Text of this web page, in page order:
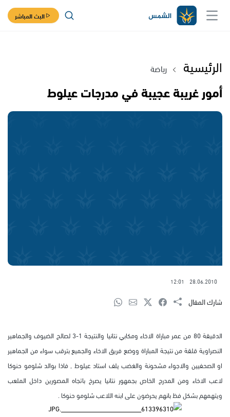
البث المباشر
الرئيسية رياضة
أمور غريبة عجيبة في مدرجات عيلوط
28.06.2010
12:01
شارك المقال
الدقيقة 80 من عمر مباراة الاخاء ومكابي نتانيا والنتيجة 1-3 لصالح الضيوف والجماهير
النصراوية قلقة من نتيجة المباراة ووضع فريق الاخاء والجميع بترقب سواء من الجماهير
او الصحفيين والاجواء مشحونة والغضب يلف استاد عيلوط , فاذا بوالد شلومو حنوكا
لاعب الاخاء ومن المدرج الخاص بجمهور نتانيا يصرخ باتجاه المصورين داخل الملعب
ويتهمهم بشكل فظ بانهم يحرضون على ابنه اللاعب شلومو حنوكا .